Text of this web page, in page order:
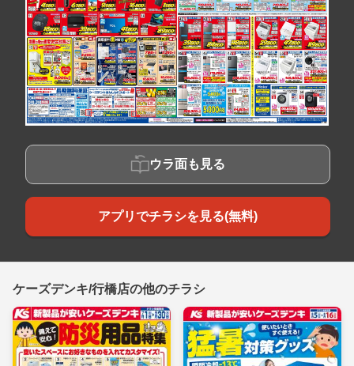
ウラ面も見る
アプリでチラシを見る(無料)
ケーズデンキ/行橋店の他のチラシ